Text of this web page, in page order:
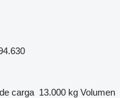
carga 13.000 kg Volumen